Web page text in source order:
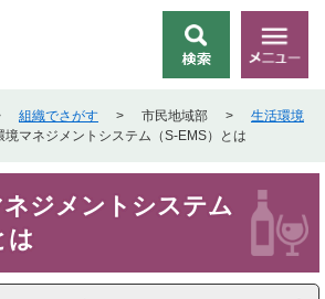
索
メ
ニ
ー
組織でさがす > 市民地域部 >
生活環境
境マネジメントシステム（S-EMS）とは
ジメントシステム
は